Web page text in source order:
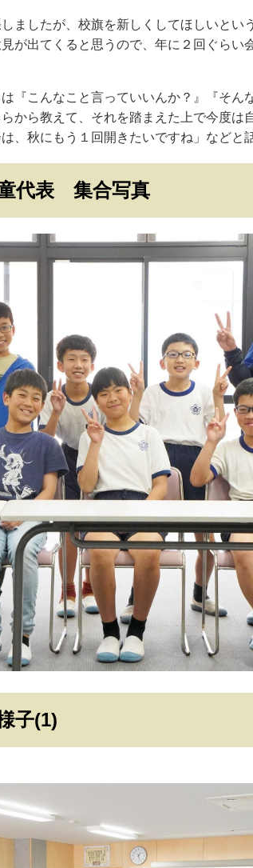
ましたが、校旗を新しくしてほしいとい
が出てくると思うので、年に２回ぐらい
『こんなこと言っていいんか？』『そん
から教えて、それを踏まえた上で今度は
、秋にもう１回開きたいですね」などと
童代表 集合写真
子(1)